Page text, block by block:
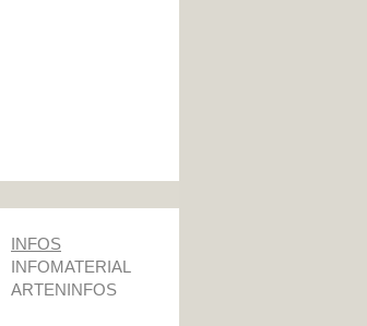
INFOS
INFOMATERIAL
ARTENINFOS